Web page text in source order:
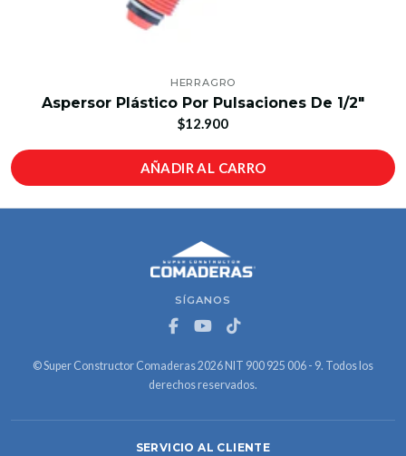
HERRAGRO
Aspersor Plástico Por Pulsaciones De 1/2"
$12.900
AÑADIR AL CARRO
SÍGANOS
© Super Constructor Comaderas 2026 NIT 900 925 006 - 9. Todos los
derechos reservados.
SERVICIO AL CLIENTE